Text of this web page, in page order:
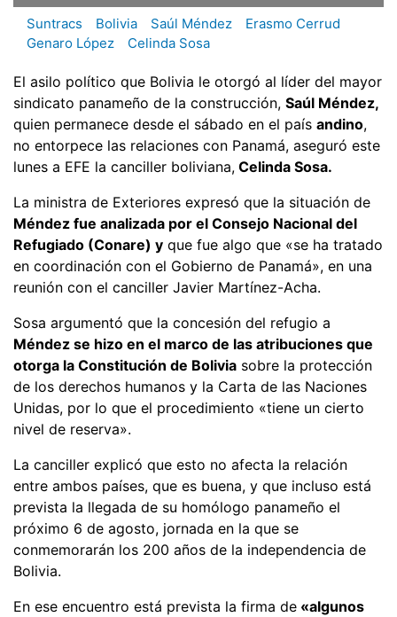
Suntracs Bolivia Saúl Méndez
Erasmo Cerrud
Genaro López
Celinda Sosa
El asilo político que Bolivia le otorgó al líder del mayor
sindicato panameño de la construcción, Saúl Méndez,
quien permanece desde el sábado en el país andino,
no entorpece las relaciones con Panamá, aseguró este
lunes a EFE la canciller boliviana, Celinda Sosa.
La ministra de Exteriores expresó que la situación de
Méndez fue analizada por el Consejo Nacional del
Refugiado (Conare) y que fue algo que «se ha tratado
en coordinación con el Gobierno de Panamá», en una
reunión con el canciller Javier Martínez-Acha.
Sosa argumentó que la concesión del refugio a
Méndez se hizo en el marco de las atribuciones que
otorga la Constitución de Bolivia sobre la protección
de los derechos humanos y la Carta de las Naciones
Unidas, por lo que el procedimiento «tiene un cierto
nivel de reserva».
La canciller explicó que esto no afecta la relación
entre ambos países, que es buena, y que incluso está
prevista la llegada de su homólogo panameño el
próximo 6 de agosto, jornada en la que se
conmemorarán los 200 años de la independencia de
Bolivia.
En ese encuentro está prevista la firma de «algunos